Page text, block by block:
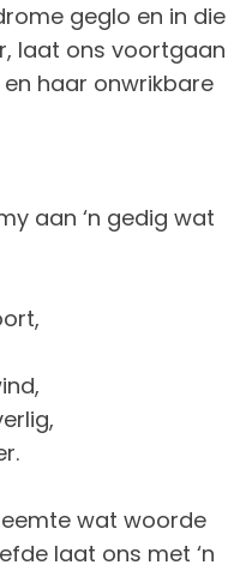
geglo en in die
laat ons voortgaan
haar onwrikbare
aan ‘n gedig wat
wat woorde
laat ons met ‘n